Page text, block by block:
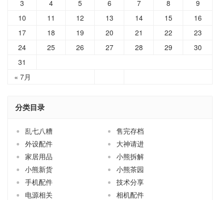
« 7月
3
4 5 6 7 8
9
10
11 12 13 14 15
16
17
18 19 20 21 22
23
24
25 26 27 28 29
30
31
分类目录
乱七八糟
售完存档
外设配件
大神请进
家居用品
小熊拆解
小熊新货
小熊茶园
手机配件
技术分享
电源相关
相机配件